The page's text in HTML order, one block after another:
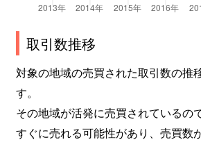
取引数推移
対象の地域の売買された取引数の推
す。
その地域が活発に売買されているの
すぐに売れる可能性があり、売買数